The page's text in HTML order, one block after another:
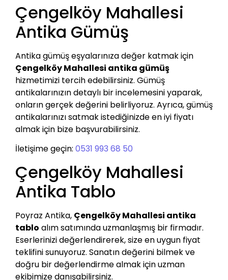
Çengelköy Mahallesi
Antika Gümüş
Antika gümüş eşyalarınıza değer katmak için
Çengelköy Mahallesi antika gümüş
hizmetimizi tercih edebilirsiniz. Gümüş
antikalarınızın detaylı bir incelemesini yaparak,
onların gerçek değerini belirliyoruz. Ayrıca, gümüş
antikalarınızı satmak istediğinizde en iyi fiyatı
almak için bize başvurabilirsiniz.
İletişime geçin: 0531 993 68 50
Çengelköy Mahallesi
Antika Tablo
Poyraz Antika, Çengelköy Mahallesi antika
tablo alım satımında uzmanlaşmış bir firmadır.
Eserlerinizi değerlendirerek, size en uygun fiyat
teklifini sunuyoruz. Sanatın değerini bilmek ve
doğru bir değerlendirme almak için uzman
ekibimize danışabilirsiniz.